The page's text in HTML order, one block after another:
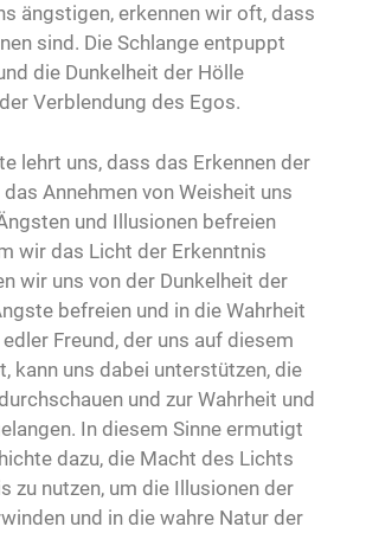
ängstigen, erkennen wir oft, dass
sind. Die Schlange entpuppt
die Dunkelheit der Hölle
Verblendung des Egos.
lehrt uns, dass das Erkennen der
Annehmen von Weisheit uns
und Illusionen befreien
wir das Licht der Erkenntnis
wir uns von der Dunkelheit der
befreien und in die Wahrheit
Freund, der uns auf diesem
kann uns dabei unterstützen, die
und zur Wahrheit und
In diesem Sinne ermutigt
dazu, die Macht des Lichts
zu nutzen, um die Illusionen der
und in die wahre Natur der